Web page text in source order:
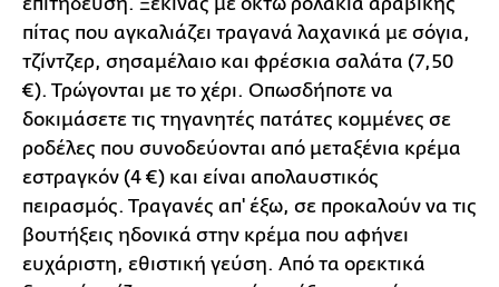
πίτας που αγκαλιάζει τραγανά λαχανικά με σόγια,
τζίντζερ, σησαμέλαιο και φρέσκια σαλάτα (7,50
€). Τρώγονται με το χέρι. Οπωσδήποτε να
δοκιμάσετε τις τηγανητές πατάτες κομμένες σε
ροδέλες που συνοδεύονται από μεταξένια κρέμα
εστραγκόν (4 €) και είναι απολαυστικός
πειρασμός. Τραγανές απ' έξω, σε προκαλούν να τις
βουτήξεις ηδονικά στην κρέμα που αφήνει
ευχάριστη, εθιστική γεύση. Από τα ορεκτικά